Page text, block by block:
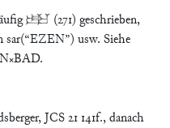
𒂡 (271) geschrieben,
usw. Siehe
JCS 21 141f., danach